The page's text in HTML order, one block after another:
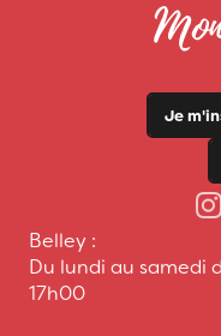
Je
Belley :
Du lundi au samedi
17h00